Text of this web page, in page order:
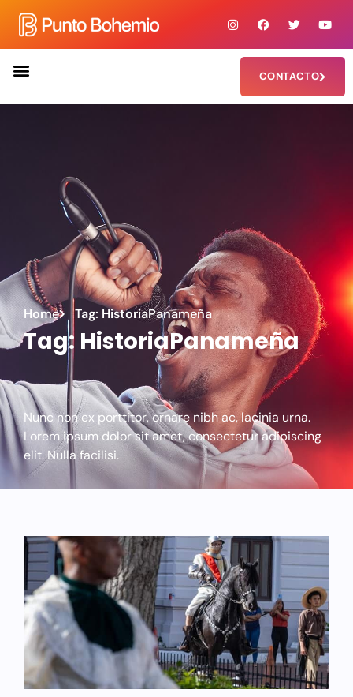
CONTACTO
Home Tag: HistoriaPanameña
Tag: HistoriaPanameña
Nunc non ex porttitor, ornare nibh ac, lacinia urna.
Lorem ipsum dolor sit amet, consectetur adipiscing
elit. Nulla facilisi.